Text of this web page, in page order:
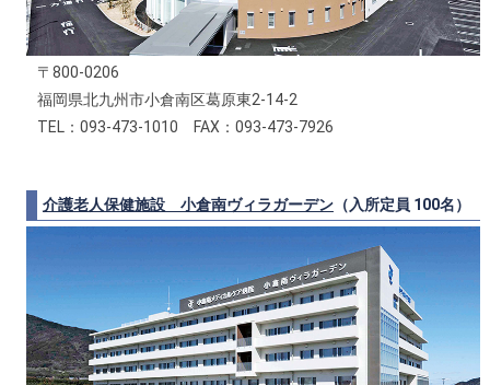
〒800-0206
福岡県北九州市小倉南区葛原東2-14-2
TEL：093-473-1010 FAX：093-473-7926
介護老人保健施設 小倉南ヴィラガーデン（入所定員 100名）